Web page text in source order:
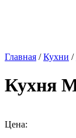
Главная /Кухни /
Кухня
Цена: